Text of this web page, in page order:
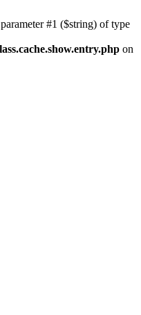
#1 ($string) of type
on